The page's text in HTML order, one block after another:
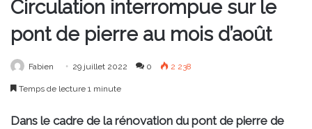
Circulation interrompue sur le
pont de pierre au mois d’août
Fabien 29 juillet 2022 0 2 238
Temps de lecture 1 minute
Dans le cadre de la rénovation du pont de pierre de